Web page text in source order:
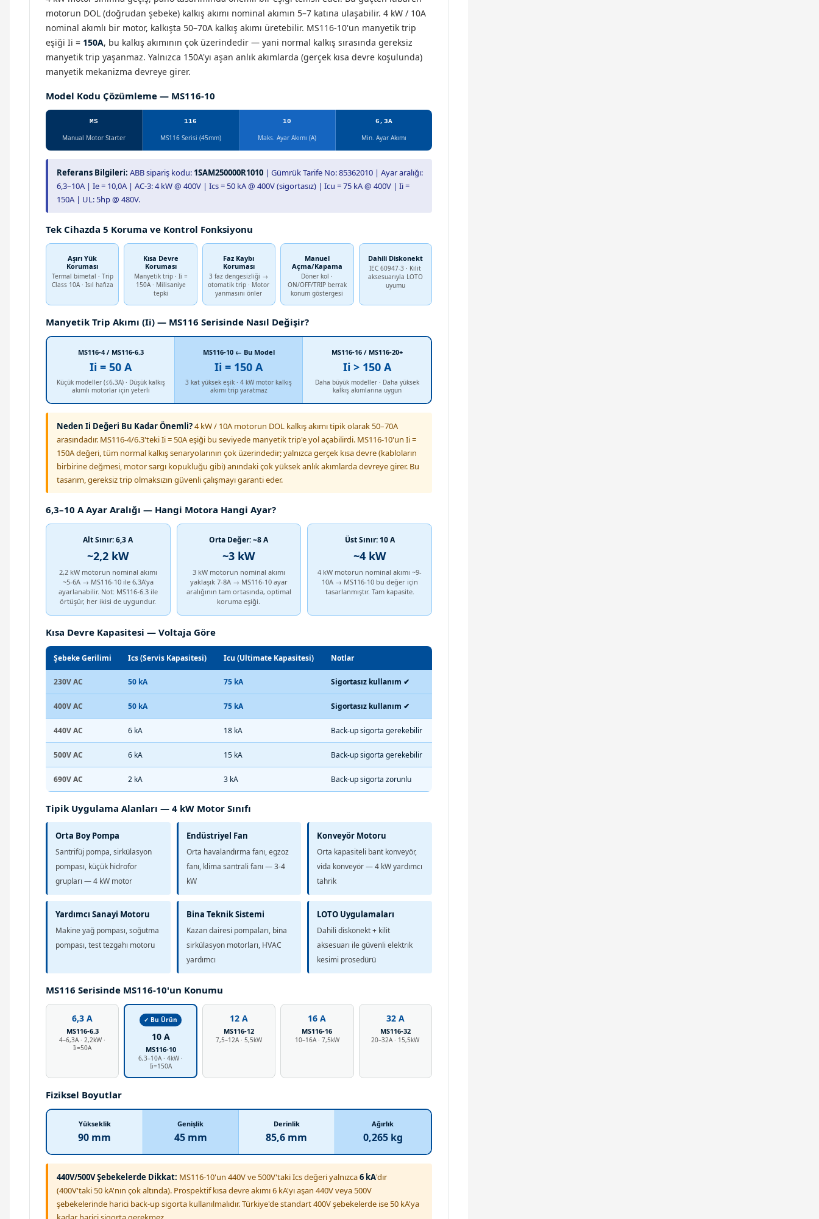
motorun DOL (doğrudan şebeke) kalkış akımı nominal akımın 5–7 katına ulaşabilir. 4 kW / 10A
nominal akımlı bir motor, kalkışta 50–70A kalkış akımı üretebilir. MS116-10'un manyetik trip
eşiği Ii = 150A, bu kalkış akımının çok üzerindedir — yani normal kalkış sırasında gereksiz
manyetik trip yaşanmaz. Yalnızca 150A'yı aşan anlık akımlarda (gerçek kısa devre koşulunda)
manyetik mekanizma devreye girer.
Model Kodu Çözümleme — MS116-10
MS
Manual Motor Starter
116
MS116 Serisi (45mm)
10
Maks. Ayar Akımı (A)
6,3A
Min. Ayar Akımı
Referans Bilgileri: ABB sipariş kodu: 1SAM250000R1010 | Gümrük Tarife No: 85362010 | Ayar aralığı:
6,3–10A | Ie = 10,0A | AC-3: 4 kW @ 400V | Ics = 50 kA @ 400V (sigortasız) | Icu = 75 kA @ 400V | Ii =
150A | UL: 5hp @ 480V.
Tek Cihazda 5 Koruma ve Kontrol Fonksiyonu
Aşırı Yük
Koruması
Termal bimetal · Trip
Class 10A · Isıl hafıza
Kısa Devre
Koruması
Manyetik trip · Ii =
150A · Milisaniye
tepki
Faz Kaybı
Koruması
3 faz dengesizliği →
otomatik trip · Motor
yanmasını önler
Manuel
Açma/Kapama
Döner kol ·
ON/OFF/TRIP berrak
konum göstergesi
Dahili Diskonekt
IEC 60947-3 · Kilit
aksesuarıyla LOTO
uyumu
Manyetik Trip Akımı (Ii) — MS116 Serisinde Nasıl Değişir?
MS116-4 / MS116-6.3
Ii = 50 A
Küçük modeller (≤6,3A) · Düşük kalkış
akımlı motorlar için yeterli
MS116-10 ← Bu Model
Ii = 150 A
3 kat yüksek eşik · 4 kW motor kalkış
akımı trip yaratmaz
MS116-16 / MS116-20+
Ii > 150 A
Daha büyük modeller · Daha yüksek
kalkış akımlarına uygun
Neden Ii Değeri Bu Kadar Önemli?4 kW / 10A motorun DOL kalkış akımı tipik olarak 50–70A
arasındadır. MS116-4/6.3'teki Ii = 50A eşiği bu seviyede manyetik trip'e yol açabilirdi. MS116-10'un Ii =
150A değeri, tüm normal kalkış senaryolarının çok üzerindedir; yalnızca gerçek kısa devre (kabloların
birbirine değmesi, motor sargı kopukluğu gibi) anındaki çok yüksek anlık akımlarda devreye girer. Bu
tasarım, gereksiz trip olmaksızın güvenli çalışmayı garanti eder.
6,3–10 A Ayar Aralığı — Hangi Motora Hangi Ayar?
Alt Sınır: 6,3 A
~2,2 kW
2,2 kW motorun nominal akımı
~5-6A → MS116-10 ile 6,3A'ya
ayarlanabilir. Not: MS116-6.3 ile
örtüşür, her ikisi de uygundur.
Orta Değer: ~8 A
~3 kW
3 kW motorun nominal akımı
yaklaşık 7-8A → MS116-10 ayar
aralığının tam ortasında, optimal
koruma eşiği.
Üst Sınır: 10 A
~4 kW
4 kW motorun nominal akımı ~9-
10A → MS116-10 bu değer için
tasarlanmıştır. Tam kapasite.
Kısa Devre Kapasitesi — Voltaja Göre
Şebeke Gerilimi Ics (Servis Kapasitesi) Icu (Ultimate Kapasitesi) Notlar
230V AC 50 kA 75 kA Sigortasız kullanım ✔
400V AC 50 kA 75 kA Sigortasız kullanım ✔
440V AC 6 kA 18 kA Back-up sigorta gerekebilir
500V AC 6 kA 15 kA Back-up sigorta gerekebilir
690V AC 2 kA 3 kA Back-up sigorta zorunlu
Tipik Uygulama Alanları — 4 kW Motor Sınıfı
Orta Boy Pompa
Santrifüj pompa, sirkülasyon
pompası, küçük hidrofor
grupları — 4 kW motor
Endüstriyel Fan
Orta havalandırma fanı, egzoz
fanı, klima santrali fanı — 3-4
kW
Konveyör Motoru
Orta kapasiteli bant konveyör,
vida konveyör — 4 kW yardımcı
tahrik
Yardımcı Sanayi Motoru
Makine yağ pompası, soğutma
pompası, test tezgahı motoru
Bina Teknik Sistemi
Kazan dairesi pompaları, bina
sirkülasyon motorları, HVAC
yardımcı
LOTO Uygulamaları
Dahili diskonekt + kilit
aksesuarı ile güvenli elektrik
kesimi prosedürü
MS116 Serisinde MS116-10'un Konumu
6,3 A
MS116-6.3
4–6,3A · 2,2kW ·
Ii=50A
✓ Bu Ürün
10 A
MS116-10
6,3–10A · 4kW ·
Ii=150A
12 A
MS116-12
7,5–12A · 5,5kW
16 A
MS116-16
10–16A · 7,5kW
32 A
MS116-32
20–32A · 15,5kW
Fiziksel Boyutlar
Yükseklik
90 mm
Genişlik
45 mm
Derinlik
85,6 mm
Ağırlık
0,265 kg
440V/500V Şebekelerde Dikkat: MS116-10'un 440V ve 500V'taki Ics değeri yalnızca6 kA'dır
(400V'taki 50 kA'nın çok altında). Prospektif kısa devre akımı 6 kA'yı aşan 440V veya 500V
şebekelerinde harici back-up sigorta kullanılmalıdır. Türkiye'de standart 400V şebekelerde ise 50 kA'ya